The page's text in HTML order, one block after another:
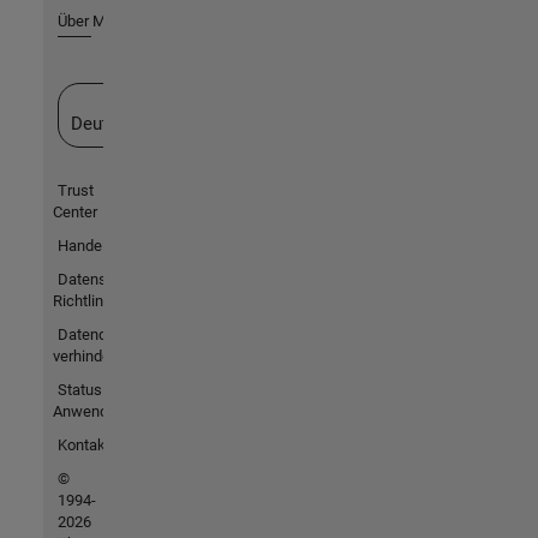
Über MathWorks
Deutschland
Trust
Center
Handelsmarken
Datenschutz-
Richtlinien
Datendiebstahl
verhindern
Status von
Anwendungen
Kontakt
©
1994-
2026